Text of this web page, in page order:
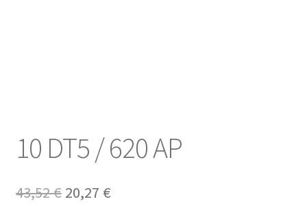
Warenkorb
Wiederruf
10 DT5 / 620 AP
43,52€ Ursprünglicher
20,27 €Aktueller